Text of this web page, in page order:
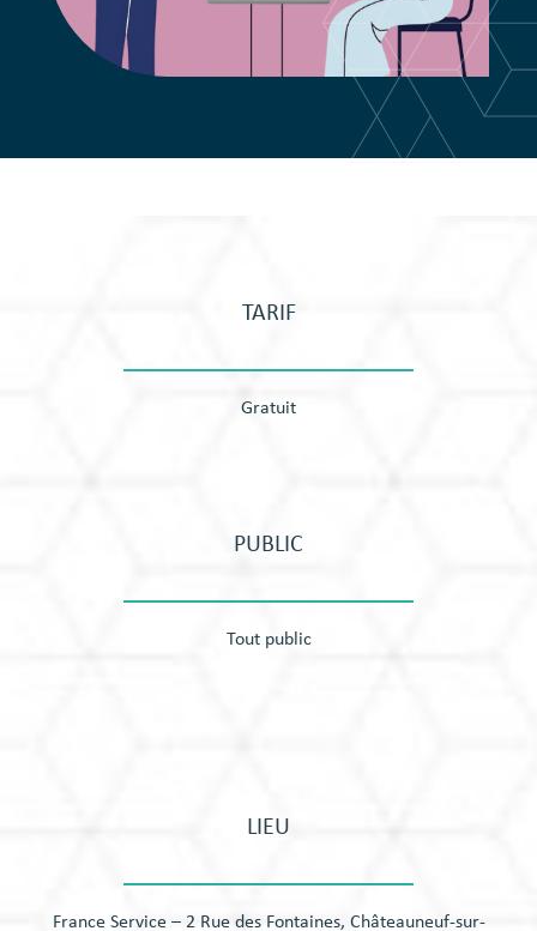
TARIF
Gratuit
PUBLIC
Tout public
LIEU
France Service – 2 Rue des Fontaines, Châteauneuf-sur-